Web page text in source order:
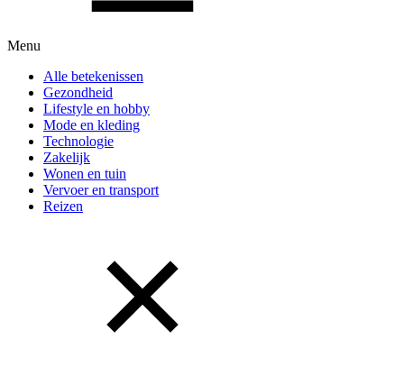
Menu
Alle betekenissen
Gezondheid
Lifestyle en hobby
Mode en kleding
Technologie
Zakelijk
Wonen en tuin
Vervoer en transport
Reizen